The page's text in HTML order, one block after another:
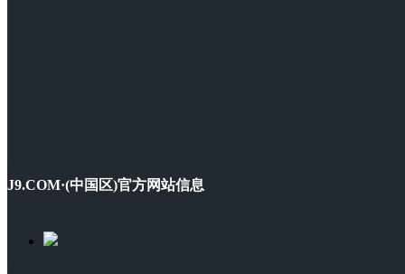
J9.COM·(中国区)官方网站信息